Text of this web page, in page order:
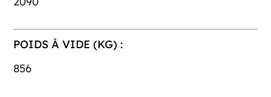
POIDS À VIDE (KG) :
856